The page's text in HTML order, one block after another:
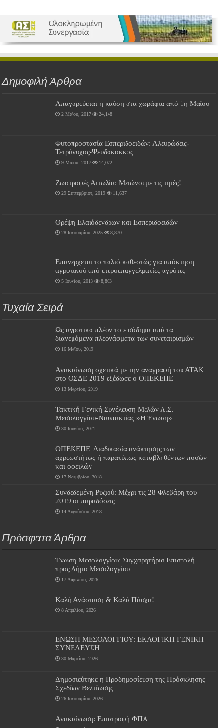
Δημοφιλή Άρθρα
Απαγορεύεται η καύση στα χωράφια από 1η Μαΐου
2 Μαΐου, 2017 24,148
Φυτοπροστασία Εσπεριδοειδών: Αλευρώδεις-
Τετράνυχος-Ψευδόκοκκος
9 Μαΐου, 2017 14,022
Ζωοτροφές Αιτωλία: Μειώνουμε τις τιμές!
29 Σεπτεμβρίου, 2019 11,637
Θρέψη Ελαιόδενδρων και Εσπεριδοειδών
28 Ιανουαρίου, 2025 8,870
Επανέρχεται το παλιό καθεστώς για απόκτηση
αγροτικού από ετεροεπαγγελματίες αγρότες
5 Ιουνίου, 2018 8,863
Τυχαία Σειρά
Ως αγροτικό πλέον το εισόδημα από τα
διανεμόμενα πλεονάσματα των συνεταιρισμών
16 Μαΐου, 2019
Ανακοίνωση σχετικά με την αναγραφή του ΑΤΑΚ
στο ΟΣΔΕ 2019 εξέδωσε ο ΟΠΕΚΕΠΕ
13 Μαρτίου, 2019
Τακτική Γενική Συνέλευση Μελών Α.Σ.
Μεσολογγίου-Ναυπακτίας »Η Ένωση»
30 Ιουνίου, 2021
ΟΠΕΚΕΠΕ: Διαδικασία ανάκτησης των
αχρεωστήτως ή παρατύπως καταβληθέντων ποσών
και οφειλών
17 Νοεμβρίου, 2018
Συνδεδεμένη Ρυζιού: Μέχρι τις 28 Φλεβάρη του
2019 οι παραδόσεις
14 Αυγούστου, 2018
Πρόσφατα Άρθρα
Ένωση Μεσολογγίου: Συγχαρητήρια Επιστολή
προς Δήμο Μεσολογγίου
17 Απριλίου, 2026
Καλή Ανάσταση & Καλό Πάσχα!
8 Απριλίου, 2026
ΕΝΩΣΗ ΜΕΣΟΛΟΓΓΙΟΥ: ΕΚΛΟΓΙΚΗ ΓΕΝΙΚΗ
ΣΥΝΕΛΕΥΣΗ
30 Μαρτίου, 2026
Δημοσιεύτηκε η Προδημοσίευση της Πρόσκλησης
Σχεδίων Βελτίωσης
26 Ιανουαρίου, 2026
Ανακοίνωση: Επιστροφή ΦΠΑ